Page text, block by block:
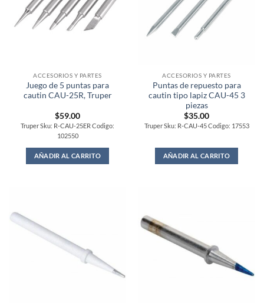
ACCESORIOS Y PARTES
Juego de 5 puntas para
cautin CAU-25R, Truper
$59.00
Truper Sku: R-CAU-25ER Codigo:
102550
AÑADIR AL CARRITO
ACCESORIOS Y PARTES
Puntas de repuesto para
cautin tipo lapiz CAU-45 3
piezas
$35.00
Truper Sku: R-CAU-45 Codigo: 17553
AÑADIR AL CARRITO